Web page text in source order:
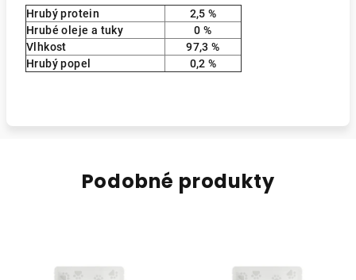
Hrubý protein
2,5 %
Hrubé oleje a tuky
0 %
Vlhkost
97,3 %
Hrubý popel
0,2 %
Podobné produkty